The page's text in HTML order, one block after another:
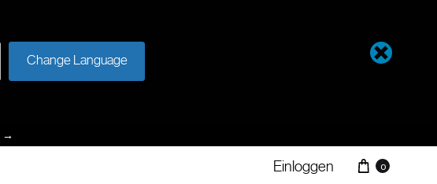
Change Language
→
Einloggen 0